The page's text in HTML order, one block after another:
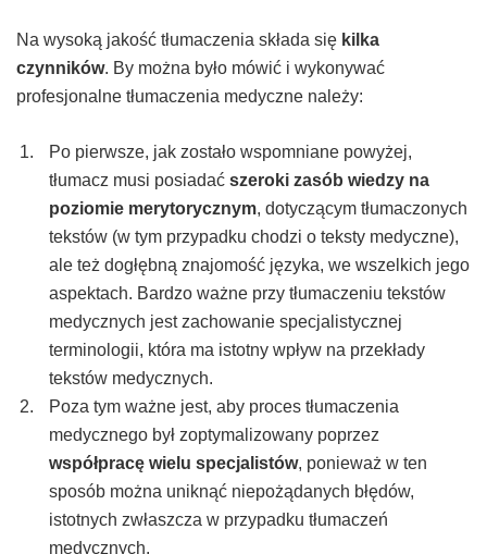
Na wysoką jakość tłumaczenia składa się kilka
czynników. By można było mówić i wykonywać
profesjonalne tłumaczenia medyczne należy:
Po pierwsze, jak zostało wspomniane powyżej,
tłumacz musi posiadać szeroki zasób wiedzy na
poziomie merytorycznym, dotyczącym tłumaczonych
tekstów (w tym przypadku chodzi o teksty medyczne),
ale też dogłębną znajomość języka, we wszelkich jego
aspektach. Bardzo ważne przy tłumaczeniu tekstów
medycznych jest zachowanie specjalistycznej
terminologii, która ma istotny wpływ na przekłady
tekstów medycznych.
Poza tym ważne jest, aby proces tłumaczenia
medycznego był zoptymalizowany poprzez
współpracę wielu specjalistów, ponieważ w ten
sposób można uniknąć niepożądanych błędów,
istotnych zwłaszcza w przypadku tłumaczeń
medycznych.